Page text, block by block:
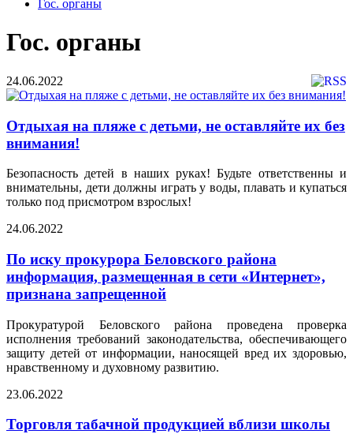
Гос. органы
Гос. органы
24.06.2022
Отдыхая на пляже с детьми, не оставляйте их без
внимания!
Безопасность детей в наших руках! Будьте ответственны и
внимательны, дети должны играть у воды, плавать и купаться
только под присмотром взрослых!
24.06.2022
По иску прокурора Беловского района
информация, размещенная в сети «Интернет»,
признана запрещенной
Прокуратурой Беловского района проведена проверка
исполнения требований законодательства, обеспечивающего
защиту детей от информации, наносящей вред их здоровью,
нравственному и духовному развитию.
23.06.2022
Торговля табачной продукцией вблизи школы